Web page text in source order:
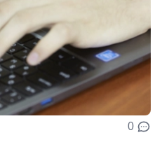
0